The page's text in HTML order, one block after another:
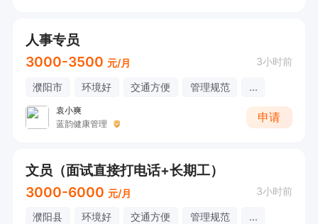
人事专员
3000-3500 元/月 3小时前
濮阳市 环境好 交通方便 管理规范 ...
袁小爽
蓝韵健康管理
申请
文员（面试直接打电话+长期工）
3000-6000 元/月 3小时前
濮阳县 环境好 交通方便 管理规范 ...